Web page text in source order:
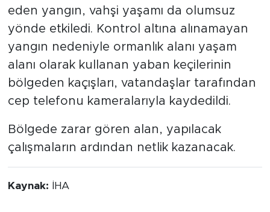
eden yangın, vahşi yaşamı da olumsuz
yönde etkiledi. Kontrol altına alınamayan
yangın nedeniyle ormanlık alanı yaşam
alanı olarak kullanan yaban keçilerinin
bölgeden kaçışları, vatandaşlar tarafından
cep telefonu kameralarıyla kaydedildi.
Bölgede zarar gören alan, yapılacak
çalışmaların ardından netlik kazanacak.
Kaynak: İHA